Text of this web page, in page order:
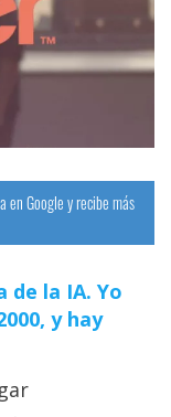
en Google y recibe más
de la IA. Yo
y hay